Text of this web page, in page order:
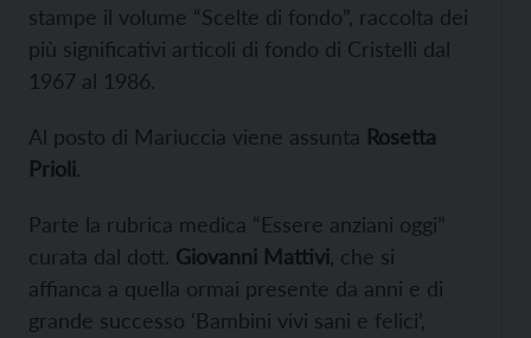
stampe il volume “Scelte di fondo”, raccolta dei
più significativi articoli di fondo di Cristelli dal
1967 al 1986.
Al posto di Mariuccia viene assunta Rosetta
Prioli.
Parte la rubrica medica “Essere anziani oggi”
curata dal dott. Giovanni Mattivi , che si
affianca a quella ormai presente da anni e di
grande successo ‘Bambini vivi sani e felici’,